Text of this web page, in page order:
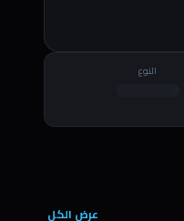
النوع
عرض الكل